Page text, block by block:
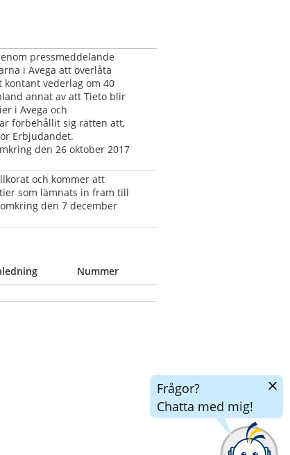
pressmeddelande
i Avega att överlåta
kontant vederlag om 40
annat av att Tieto blir
i Avega och
förbehållit sig rätten att,
Erbjudandet.
den 26 oktober 2017
och kommer att
som lämnats in fram till
den 7 december
Nummer
Frågor?
Chatta med mig!
Dölj